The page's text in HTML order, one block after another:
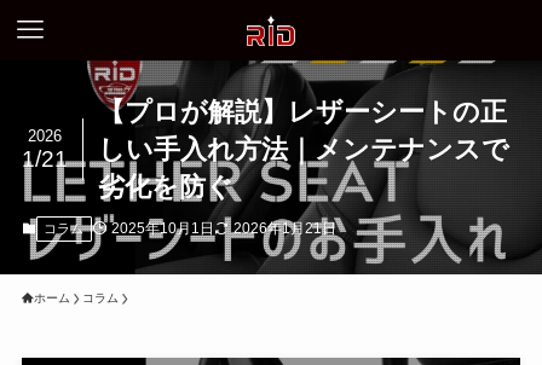
【プロが解説】レザーシートの正
しい手入れ方法｜メンテナンスで
劣化を防ぐ
2026
1/21
コラム 2025年10月1日 2026年1月21日
ホーム コラム